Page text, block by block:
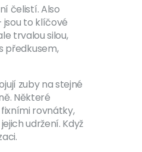
čelistí. Also
jsou to klíčové
trvalou silou,
předkusem,
zuby na stejné
Některé
rovnátky,
udržení. Když